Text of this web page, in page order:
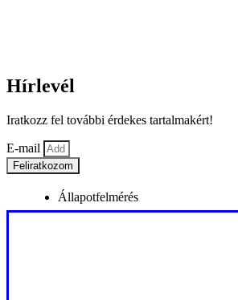
Hírlevél
Iratkozz fel további érdekes tartalmakért!
E-mail
Feliratkozom
Állapotfelmérés